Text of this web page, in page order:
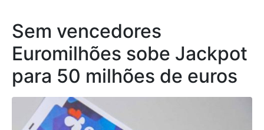
Sem vencedores
Euromilhões sobe Jackpot
para 50 milhões de euros